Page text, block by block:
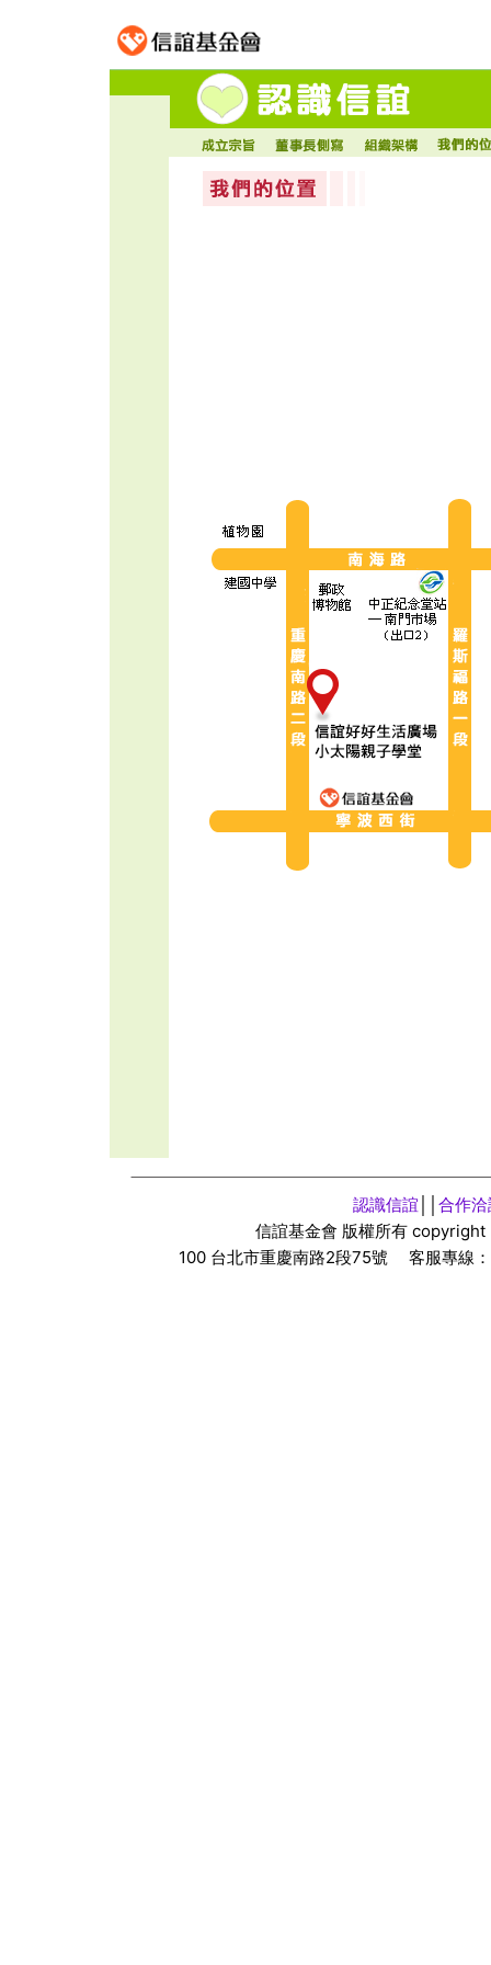
認識信誼
合作
信誼基金會 版權所有
100 台北市重慶南路2段75號 客服專線：